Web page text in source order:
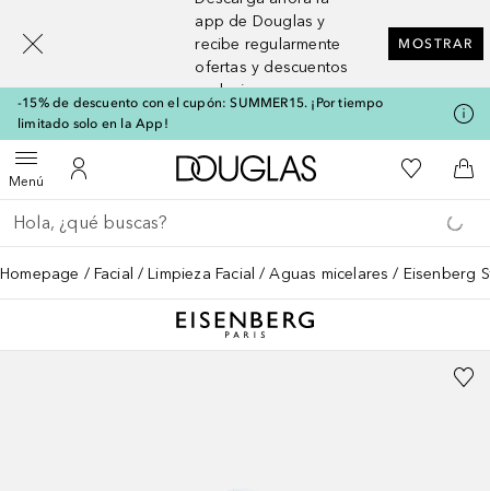
app de Douglas y
recibe regularmente
ofertas y descuentos
exclusivos
MOSTRAR
-15% de descuento con el cupón: SUMMER15. ¡Por tiempo
limitado solo en la App!
MenúAbrir menúMi cuenta
A Douglas HomeMi lista de
A
Regresar
Ejecutar búsqueda
Homepage Facial Limpieza Facial Aguas micelares Eisenberg
[navigation.slideout.screenreader]